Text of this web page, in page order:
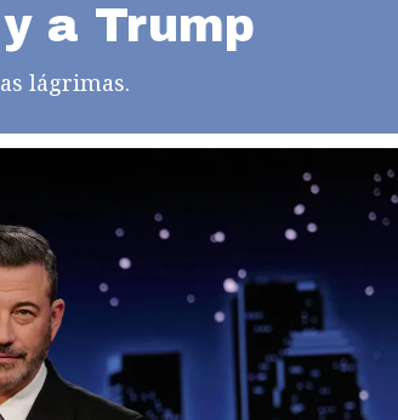
a Trump
lágrimas.